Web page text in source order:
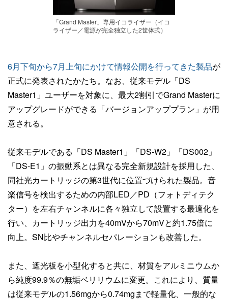
「Grand Master」専用イコライザー（イコ
ライザー／電源が完全独立した2筐体式）
6月下旬から7月上旬にかけて情報公開を行ってきた製品が
正式に発表されたかたち。なお、従来モデル「DS
Master1」ユーザーを対象に、最大2割引でGrand Masterに
アップグレードができる「バージョンアッププラン」が用
意される。
従来モデルである「DS Master1」「DS-W2」「DS002」
「DS-E1」の振動系とは異なる完全新規設計を採用した、
同社光カートリッジの第3世代に位置づけられた製品。音
楽信号を検出するための内部LED／PD（フォトディテク
ター）を左右チャンネルに各々独立して設置する最適化を
行い、カートリッジ出力を40mVから70mVと約1.75倍に
向上。SN比やチャンネルセパレーションも改善した。
また、遮光板を小型化すると共に、材質をアルミニウムか
ら純度99.9％の無垢ベリリウムに変更。これにより、質量
は従来モデルの1.56mgから0.74mgまで軽量化、一般的な